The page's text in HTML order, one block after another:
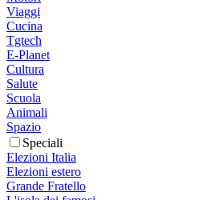
Viaggi
Cucina
Tgtech
E-Planet
Cultura
Salute
Scuola
Animali
Spazio
Speciali
Elezioni Italia
Elezioni estero
Grande Fratello